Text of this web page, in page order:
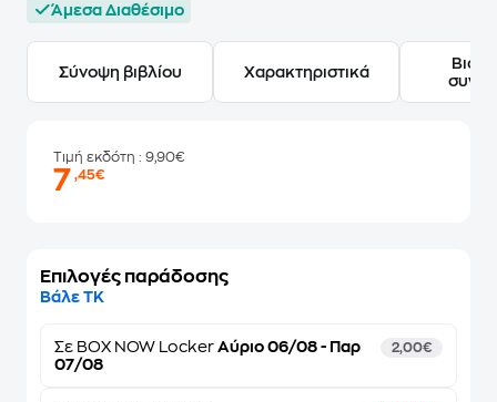
Άμεσα Διαθέσιμο
Σύνοψη βιβλίου Χαρακτηριστικά
Τιμή εκδότη : 9,90€
7,45€
Επιλογές παράδοσης
Βάλε ΤΚ
Σε BOX NOW Locker Αύριο 06/08 - Παρ
07/08
2,00€